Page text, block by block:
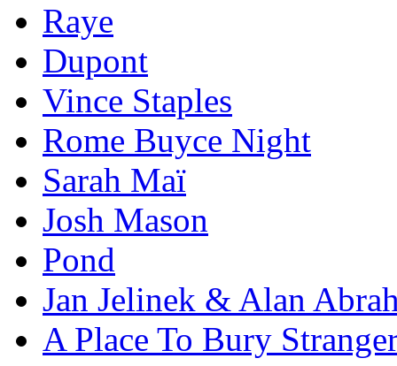
Raye
Dupont
Vince Staples
Rome Buyce Night
Sarah Maï
Josh Mason
Pond
Jan Jelinek & Alan
A Place To Bury